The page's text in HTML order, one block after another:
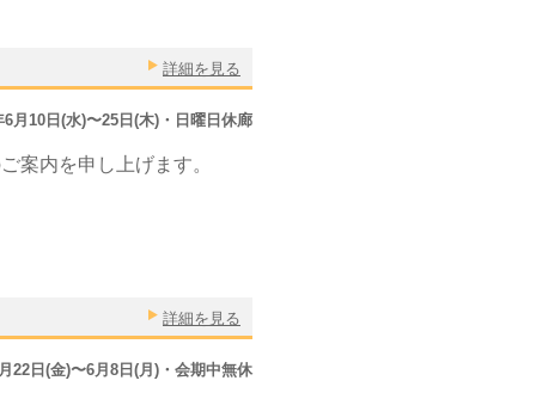
詳細を見る
6月10日(水)〜25日(木)・日曜日休廊
案内を申し上げます。
詳細を見る
22日(金)〜6月8日(月)・会期中無休